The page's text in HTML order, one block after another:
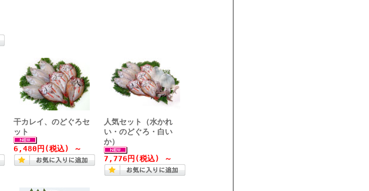
干カレイ、のどぐろセ
ット
6,480円(税込)
～
人気セット（水かれ
い・のどぐろ・白い
か）
7,776円(税込)
～